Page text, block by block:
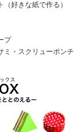
好きな紙で作る）
プ
ミ・スクリューポンチ